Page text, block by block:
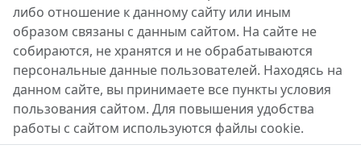
либо отношение к данному сайту или иным
образом связаны с данным сайтом. На сайте не
собираются, не хранятся и не обрабатываются
персональные данные пользователей. Находясь на
данном сайте, вы принимаете все пункты условия
пользования сайтом. Для повышения удобства
работы с сайтом используются файлы cookie.